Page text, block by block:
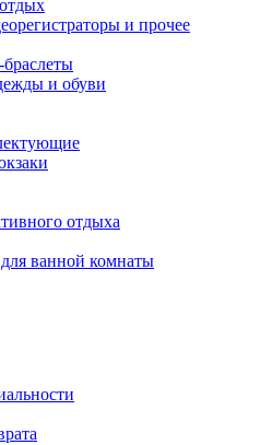
и прочее
и обуви
отдыха
ванной комнаты